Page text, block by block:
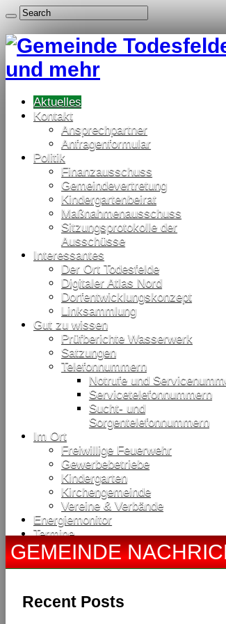
und mehr
Aktuelles
Kontakt
Ansprechpartner
Anfragenformular
Politik
Finanzausschuss
Gemeindevertretung
Kindergartenbeirat
Maßnahmenausschuss
Sitzungsprotokolle der
Ausschüsse
Interessantes
Der Ort Todesfelde
Digitaler Atlas Nord
Dorfentwicklungskonzept
Linksammlung
Gut zu wissen
Prüfberichte Wasserwerk
Satzungen
Telefonnummern
Notrufe und
Servicetelefonnummern
Sucht- und
Sorgentelefonnummern
Im Ort
Freiwillige Feuerwehr
Gewerbebetriebe
Kindergarten
Kirchengemeinde
Vereine & Verbände
Energiemonitor
Termine
GEMEINDE
Recent Posts